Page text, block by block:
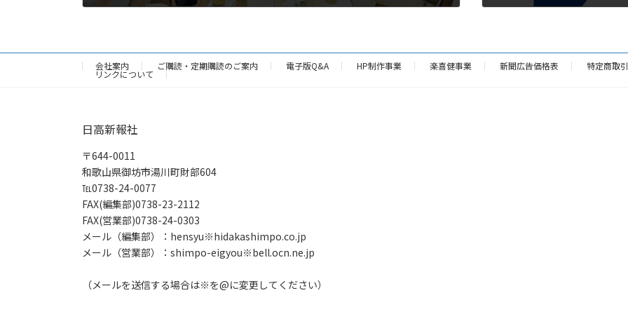
会社案内 ご購読・定期購読のご案内 電子版Q&A HP制作事業 楽喜健事業 新聞広告価格表 特定商取
リンクについて
日高新報社
〒644-0011
和歌山県御坊市湯川町財部604
℡0738-24-0077
FAX(編集部)0738-23-2112
FAX(営業部)0738-24-0303
メール（編集部）：hensyu※hidakashimpo.co.jp
メール（営業部）：shimpo-eigyou※bell.ocn.ne.jp
（メールを送信する場合は※を@に変更してください）